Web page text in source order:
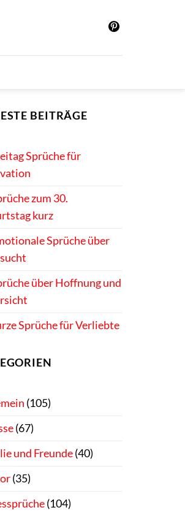
BEITRÄGE
Sprüche für
zum 30.
kurz
Sprüche über
über Hoffnung und
Sprüche für Verliebte
(105)
(67)
und Freunde(40)
(35)
(104)